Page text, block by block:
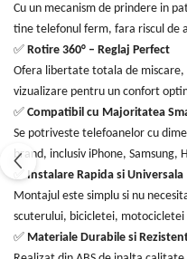
Cu un mecanism de prindere in
tine telefonul ferm, fara riscul de
✅ Rotire 360° – Reglaj Perfect
Ofera libertate totala de
vizualizare pentru un confort
✅ Compatibil cu Majoritatea
Se potriveste telefoanelor cu
brand, inclusiv iPhone, Samsung,
Instalare Rapida si Universala
Montajul este simplu si nu
scuterului, bicicletei,
✅ Materiale Durabile si